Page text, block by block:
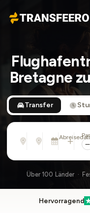
Transfeero
Bretagne
Transfer
Von
Adresse, Flughafen,
Nach
Adresse,Mo., 10.
Über 100 Länder ·
Hervorragend